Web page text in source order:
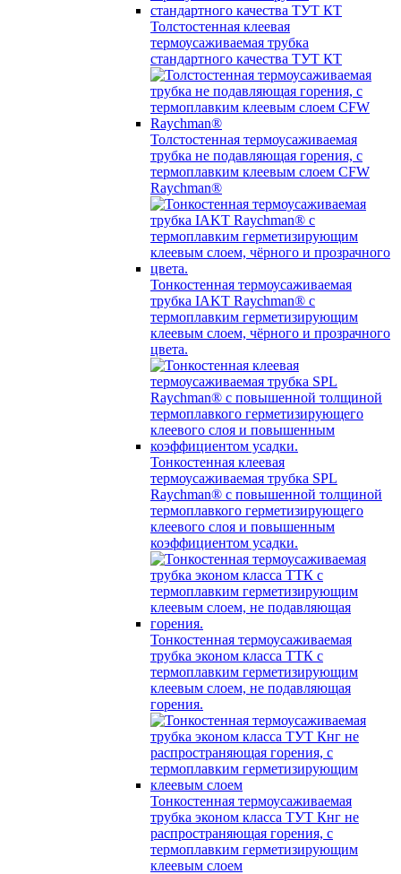
Толстостенная клеевая
термоусаживаемая трубка
стандартного качества ТУТ КТ
Толстостенная термоусаживаемая
трубка не подавляющая горения, с
термоплавким клеевым слоем CFW
Raychman®
Тонкостенная термоусаживаемая
трубка IAKT Raychman® с
термоплавким герметизирующим
клеевым слоем, чёрного и прозрачного
цвета.
Тонкостенная клеевая
термоусаживаемая трубка SPL
Raychman® с повышенной толщиной
термоплавкого герметизирующего
клеевого слоя и повышенным
коэффициентом усадки.
Тонкостенная термоусаживаемая
трубка эконом класса ТТК с
термоплавким герметизирующим
клеевым слоем, не подавляющая
горения.
Тонкостенная термоусаживаемая
трубка эконом класса ТУТ Кнг не
распространяющая горения, с
термоплавким герметизирующим
клеевым слоем